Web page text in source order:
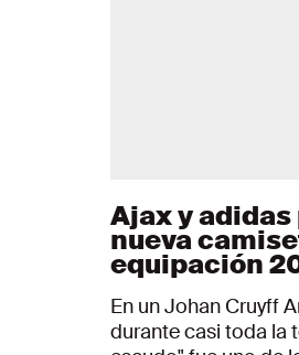
Ajax y
nueva
equipación
En un Johan Cruyff
durante casi toda la